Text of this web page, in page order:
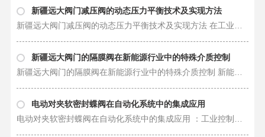
新疆远大阀门减压阀的动态压力平衡技术及实现方法
新疆远大阀门的隔膜阀在新能源行业中的特殊介质控制
新疆远大阀门的隔膜阀在新能源行业中的特殊介质控制 新能源产业的快速发展对流体控制技术提出了严苛要…
电动对夹软密封蝶阀在自动化系统中的集成应用